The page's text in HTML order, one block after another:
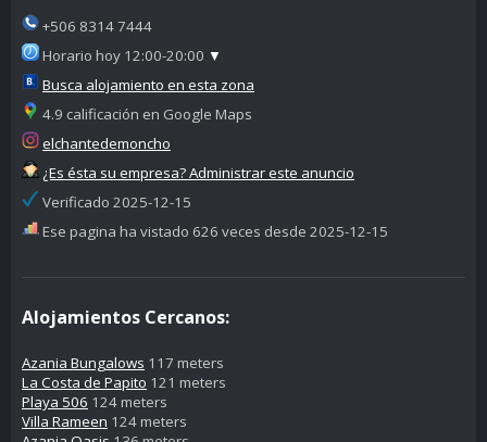
+506 8314 7444
Horario hoy 12:00-20:00 ▼
Busca alojamiento en esta zona
4.9 calificación en Google Maps
elchantedemoncho
¿Es ésta su empresa? Administrar este anuncio
Verificado 2025-12-15
Ese pagina ha vistado 626 veces desde 2025-12-15
Alojamientos Cercanos:
Azania Bungalows 117 meters
La Costa de Papito 121 meters
Playa 506 124 meters
Villa Rameen 124 meters